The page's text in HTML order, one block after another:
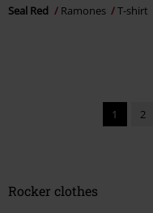
Seal Red Ramones T-shirt
1 2
Rocker clothes